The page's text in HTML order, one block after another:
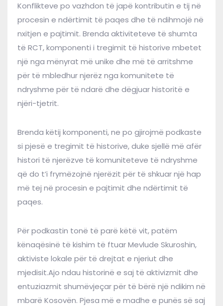
Konflikteve po vazhdon të japë kontributin e tij në
procesin e ndërtimit të paqes dhe të ndihmojë në
nxitjen e pajtimit. Brenda aktiviteteve të shumta
të RCT, komponenti i tregimit të historive mbetet
një nga mënyrat më unike dhe më të arritshme
për të mbledhur njerëz nga komunitete të
ndryshme për të ndarë dhe dëgjuar historitë e
njëri-tjetrit.
Brenda këtij komponenti, ne po gjirojmë podkaste
si pjesë e tregimit të historive, duke sjellë më afër
histori të njerëzve të komuniteteve të ndryshme
që do t’i frymëzojnë njerëzit për të shkuar një hap
më tej në procesin e pajtimit dhe ndërtimit të
paqes.
Për podkastin tonë të parë këtë vit, patëm
kënaqësinë të kishim të ftuar Mevlude Skuroshin,
aktiviste lokale për të drejtat e njeriut dhe
mjedisit.Ajo ndau historinë e saj të aktivizmit dhe
entuziazmit shumëvjeçar për të bërë një ndikim në
mbarë Kosovën. Pjesa më e madhe e punës së saj